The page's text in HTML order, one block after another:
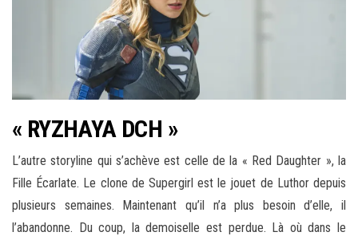
« RYZHAYA DCH »
L’autre storyline qui s’achève est celle de la « Red Daughter », la
Fille Écarlate. Le clone de Supergirl est le jouet de Luthor depuis
plusieurs semaines. Maintenant qu’il n’a plus besoin d’elle, il
l’abandonne. Du coup, la demoiselle est perdue. Là où dans le